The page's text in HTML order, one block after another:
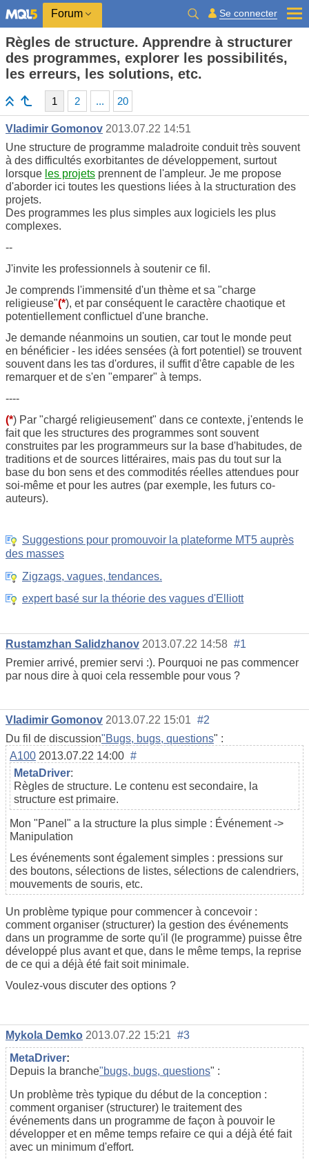
Forum Se connecter
Règles de structure. Apprendre à structurer
des programmes, explorer les possibilités,
les erreurs, les solutions, etc.
1 2 ... 20
Vladimir Gomonov 2013.07.22 14:51
Une structure de programme maladroite conduit très souvent
à des difficultés exorbitantes de développement, surtout
lorsque les projets prennent de l'ampleur. Je me propose
d'aborder ici toutes les questions liées à la structuration des
projets.
Des programmes les plus simples aux logiciels les plus
complexes.
--
J'invite les professionnels à soutenir ce fil.
Je comprends l'immensité d'un thème et sa "charge
religieuse"(*), et par conséquent le caractère chaotique et
potentiellement conflictuel d'une branche.
Je demande néanmoins un soutien, car tout le monde peut
en bénéficier - les idées sensées (à fort potentiel) se trouvent
souvent dans les tas d'ordures, il suffit d'être capable de les
remarquer et de s'en "emparer" à temps.
----
(*) Par "chargé religieusement" dans ce contexte, j'entends le
fait que les structures des programmes sont souvent
construites par les programmeurs sur la base d'habitudes, de
traditions et de sources littéraires, mais pas du tout sur la
base du bon sens et des commodités réelles attendues pour
soi-même et pour les autres (par exemple, les futurs co-
auteurs).
Suggestions pour promouvoir la plateforme MT5 auprès
des masses
Zigzags, vagues, tendances.
expert basé sur la théorie des vagues d'Elliott
Rustamzhan Salidzhanov 2013.07.22 14:58 #1
Premier arrivé, premier servi :). Pourquoi ne pas commencer
par nous dire à quoi cela ressemble pour vous ?
Vladimir Gomonov 2013.07.22 15:01 #2
Du fil de discussion"Bugs, bugs, questions" :
A100 2013.07.22 14:00 #
MetaDriver:
Règles de structure. Le contenu est secondaire, la
structure est primaire.
Mon "Panel" a la structure la plus simple : Événement ->
Manipulation
Les événements sont également simples : pressions sur
des boutons, sélections de listes, sélections de calendriers,
mouvements de souris, etc.
Un problème typique pour commencer à concevoir :
comment organiser (structurer) la gestion des événements
dans un programme de sorte qu'il (le programme) puisse être
développé plus avant et que, dans le même temps, la reprise
de ce qui a déjà été fait soit minimale.
Voulez-vous discuter des options ?
Mykola Demko 2013.07.22 15:21 #3
MetaDriver:
Depuis la branche"bugs, bugs, questions" :
Un problème très typique du début de la conception :
comment organiser (structurer) le traitement des
événements dans un programme de façon à pouvoir le
développer et en même temps refaire ce qui a déjà été fait
avec un minimum d'effort.